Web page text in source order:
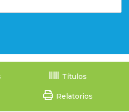
Títulos
Relatorios